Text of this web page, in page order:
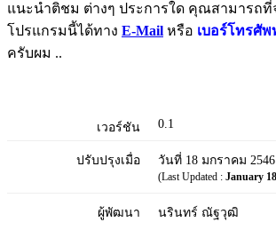
แนะนำติชม ต่างๆ ประการใด คุณสามารถ
โปรแกรมนี้ได้ทาง E-Mail หรือ เบอร์โทรศัพ
ครับผม ..
เวอร์ชัน 0.1
ปรับปรุงเมื่อ วันที่ 18 มกราคม 2546
(Last Updated : January
ผู้พัฒนา นรินทร์ ณัฐวุฒิ